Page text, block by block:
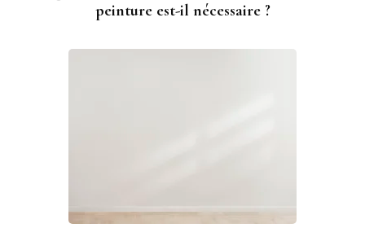
peinture est-il nécessaire ?